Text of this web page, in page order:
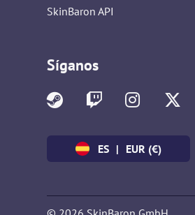
SkinBaron API
Síganos
ES | EUR (€)